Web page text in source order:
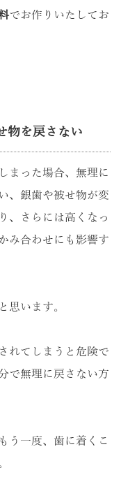
でお作りいたしてお
物を戻さない
まった場合、無理に
、銀歯や被せ物が変
、さらには高くなっ
み合わせにも影響す
思います。
れてしまうと危険で
で無理に戻さない方
う一度、歯に着くこ